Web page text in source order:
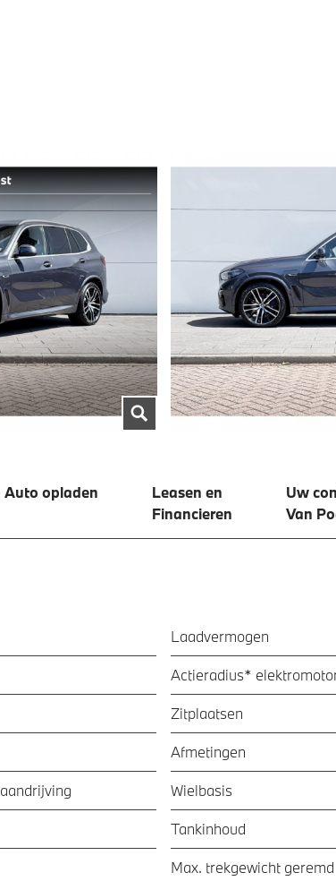
Auto opladen
Leasen en
Financieren
Uw
Van
Laadvermogen
Actieradius*
Zitplaatsen
Afmetingen
Wielbasis
Tankinhoud
Max. trekgewicht geremd